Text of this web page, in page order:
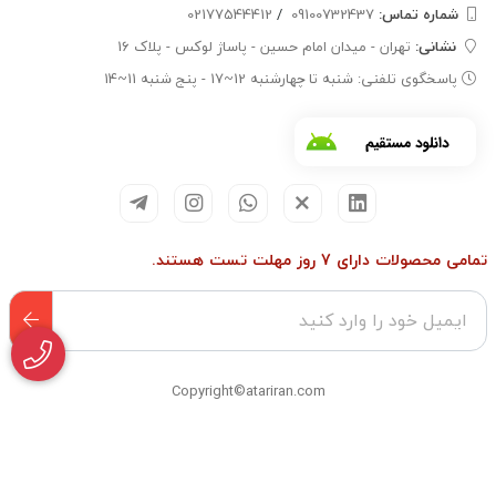
شماره تماس‌: /
02177544412
نشانی: تهران - میدان امام حسین - پاساژ لوکس - پلاک 16
پاسخگوی تلفنی: شنبه تا چهارشنبه 12~17 - پنج شنبه 11~14
تمامی محصولات دارای 7 روز مهلت تست هستند.
Copyright©atariran.com